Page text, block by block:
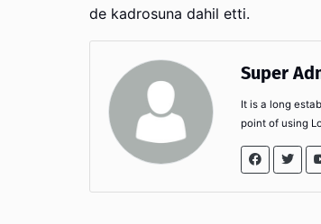
de kadrosuna dahil etti.
Super
It is a long
point of using